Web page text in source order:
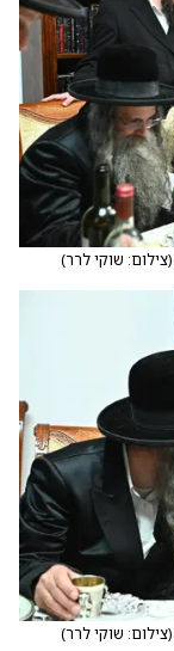
(צילום: שוקי לרר)
(צילום: שוקי לרר)